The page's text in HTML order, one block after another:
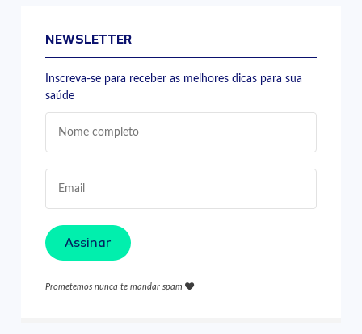
NEWSLETTER
Inscreva-se para receber as melhores dicas para sua
saúde
Assinar
Prometemos nunca te mandar spam